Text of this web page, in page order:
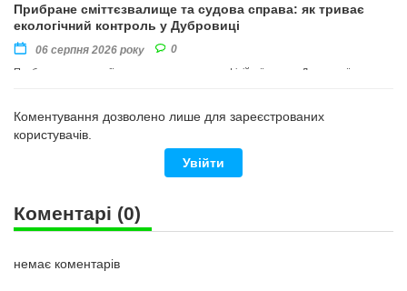
Прибране сміттєзвалище та судова справа: як триває
екологічний контроль у Дубровиці
06 серпня 2026 року 0
Прибирання території провели на виконання офіційної вимоги Державної
Коментування дозволено лише для зареєстрованих
користувачів.
Увійти
Коментарі (0)
немає коментарів